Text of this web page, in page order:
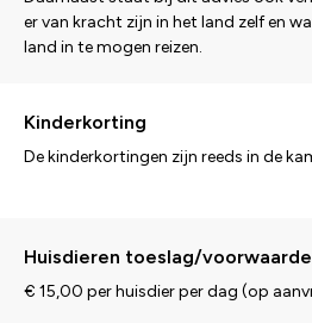
er van kracht zijn in het land zelf en
land in te mogen reizen.
Kinderkorting
De kinderkortingen zijn reeds in de
Huisdieren toeslag/
€ 15,00 per huisdier per dag (op